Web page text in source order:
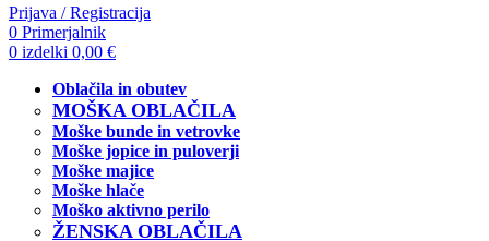
Prijava / Registracija
0 Primerjalnik
0 izdelki 0,00 €
Oblačila in obutev
MOŠKA OBLAČILA
Moške bunde in vetrovke
Moške jopice in puloverji
Moške majice
Moške hlače
Moško aktivno perilo
ŽENSKA OBLAČILA